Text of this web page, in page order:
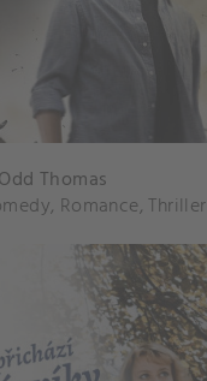
Thomas
, Romance,Thriller